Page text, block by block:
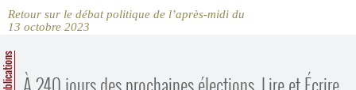
Espace presse
Retour sur le débat politique de l’après-midi du
13 octobre 2023
Publications